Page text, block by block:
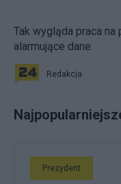
Tak wygląda praca na
alarmujące dane
Redakcja
Prezydent